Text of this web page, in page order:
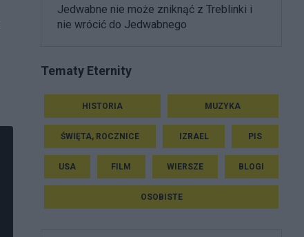
Jedwabne nie może zniknąć z Treblinki i
nie wrócić do Jedwabnego
Tematy Eternity
HISTORIA MUZYKA
ŚWIĘTA, ROCZNICE IZRAEL PIS
USA FILM WIERSZE BLOGI
OSOBISTE